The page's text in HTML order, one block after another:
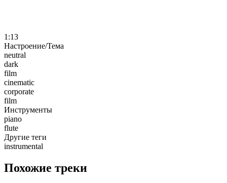
1:13
Настроение/Тема
neutral
dark
film
cinematic
corporate
film
Инструменты
piano
flute
Другие теги
instrumental
Похожие треки